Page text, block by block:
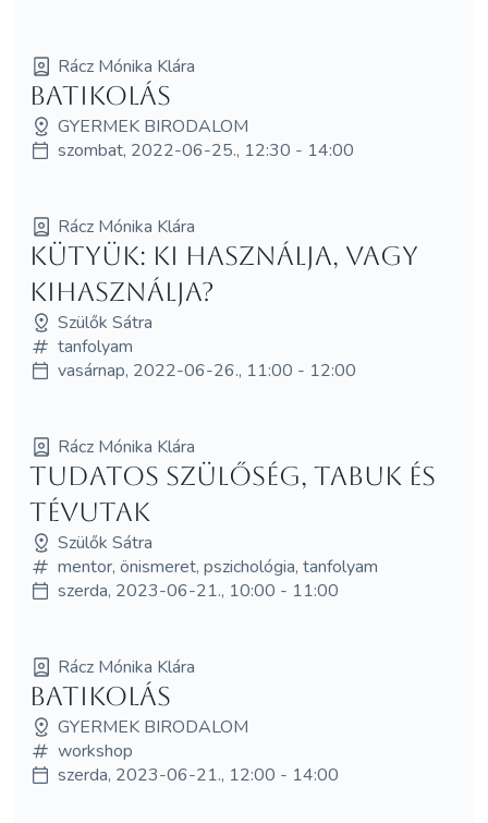
Rácz Mónika Klára
Batikolás
GYERMEK BIRODALOM
szombat, 2022-06-25., 12:30 - 14:00
Rácz Mónika Klára
Kütyük: Ki használja, vagy
kihasználja?
Szülők Sátra
tanfolyam
vasárnap, 2022-06-26., 11:00 - 12:00
Rácz Mónika Klára
Tudatos szülőség, tabuk és
tévutak
Szülők Sátra
mentor, önismeret, pszichológia, tanfolyam
szerda, 2023-06-21., 10:00 - 11:00
Rácz Mónika Klára
BATIKOLÁS
GYERMEK BIRODALOM
workshop
szerda, 2023-06-21., 12:00 - 14:00